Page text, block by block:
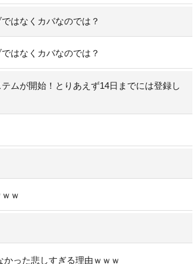
はなくカバなのでは？
はなくカバなのでは？
ムが開始！とりあえず14日までには登録し
ｗ
かった悲しすぎる理由ｗｗｗ